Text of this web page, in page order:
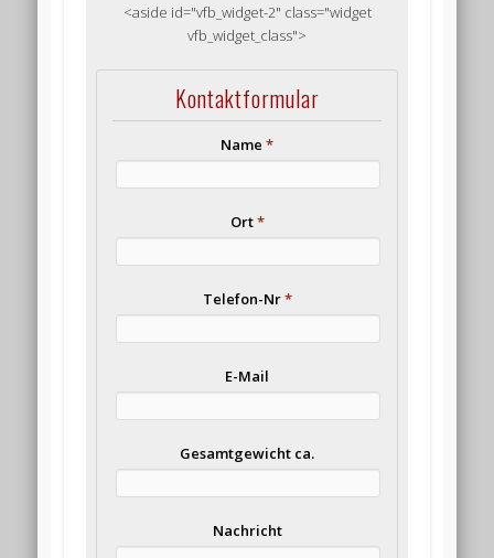
<aside id="vfb_widget-2" class="widget
vfb_widget_class">
Kontaktformular
Name *
Ort*
Telefon-Nr*
E-Mail
Gesamtgewicht ca.
Nachricht